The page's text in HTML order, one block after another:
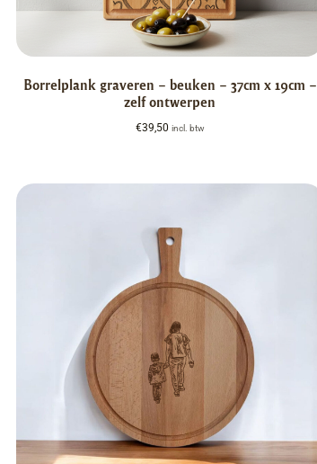
Borrelplank graveren – beuken – 37cm x 19cm –
zelf ontwerpen
€39,50 incl. btw